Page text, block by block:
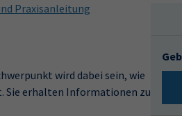
Praxisanleitung
wird dabei sein, wie
erhalten Informationen zu